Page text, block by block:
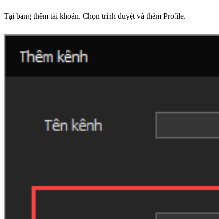
Tại bảng thêm tài khoản. Chọn trình duyệt và thêm Profile.